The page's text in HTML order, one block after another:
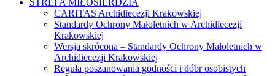
CARITAS Archidiecezji Krakowskiej
Standardy Ochrony Małoletnich w Archidiecezji
Krakowskiej
Wersja skrócona – Standardy Ochrony Małoletnich w
Archidiecezji Krakowskiej
Reguła poszanowania godności i dóbr osobistych